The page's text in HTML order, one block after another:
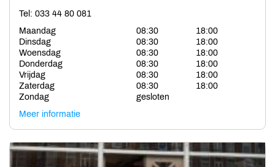
Tel: 033 44 80 081
Maandag
08:30
18:00
Dinsdag
08:30
18:00
Woensdag
08:30
18:00
Donderdag
08:30
18:00
Vrijdag
08:30
18:00
Zaterdag
08:30
18:00
Zondag
gesloten
Meer informatie